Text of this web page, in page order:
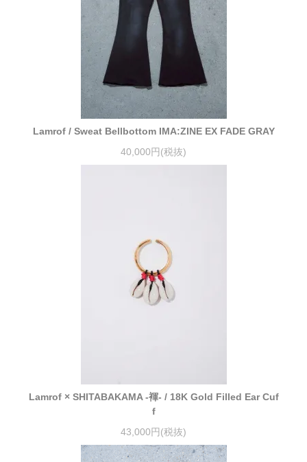
Lamrof / Sweat Bellbottom IMA:ZINE EX FADE GRAY
40,000円(税抜)
Lamrof × SHITABAKAMA -褌- / 18K Gold Filled Ear Cuf
f
43,000円(税抜)